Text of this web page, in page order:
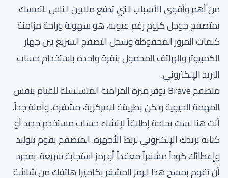
من أهم وأقوى الأسباب التي تدفع ملايين الناس للتمسك
بمتصفح جوجل كروم رغم عيوبه، هو سهولة وراحة مزامنة
كلمات المرور المحفوظة وسجل التصفح السريع بين جهاز
الكمبيوتر والهاتف المحمول بنقرة واحدة باستخدام حساب
البريد الإلكتروني.
متصفح Brave يوفر ميزة المزامنة المتسلسلة للقيام بنفس
المهمة الحيوية ولكن بطريقة لامركزية، مشفرة، وآمنة جداً.
أنت هنا لست بحاجة إطلاقاً لإنشاء حساب مستخدم جديد أو
كتابة بريدك الإلكتروني لربط الأجهزة. المتصفح يقوم بتوليد
وإعطائك كوداً مشفراً معقداً أو رمز استجابة سريعة. بمجرد
أن تقوم بمسح هذا الرمز المشفر بكاميرا هاتفك من شاشة